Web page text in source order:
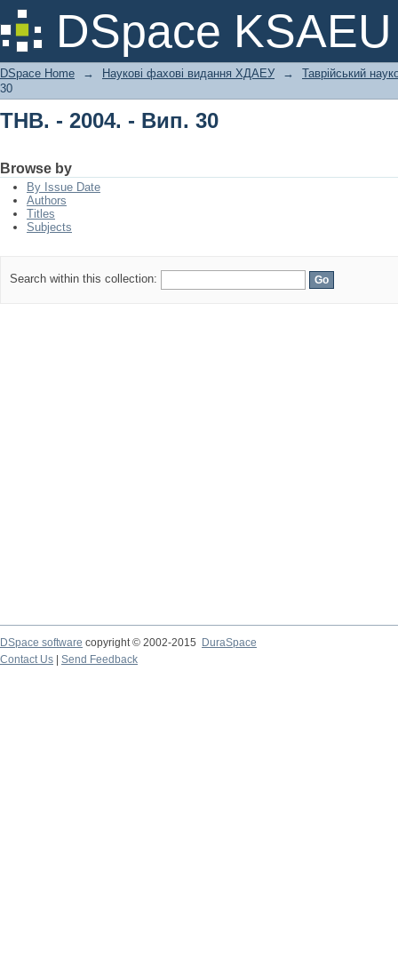
DSpace KSAEU
ТНВ. - 2004. - Вип. 30
DSpace Home → Наукові фахові видання ХДАЕУ →
Таврійський
30
ТНВ. - 2004. - Вип. 30
Browse by
By Issue Date
Authors
Titles
Subjects
Search within this collection:
DSpace software copyright © 2002-2015
DuraSpace
Contact Us
Send Feedback